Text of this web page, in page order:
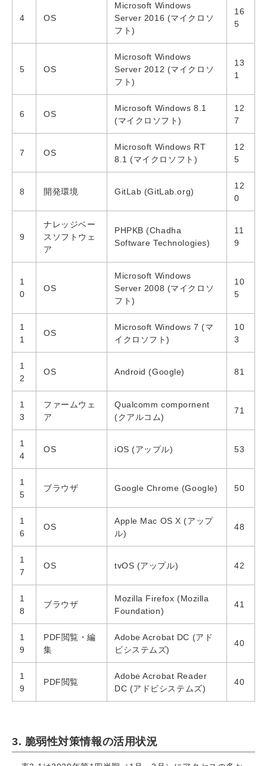
4 OS
Microsoft Windows
Server 2016 (マイクロソ
フト)
16
5
5 OS
Microsoft Windows
Server 2012 (マイクロソ
フト)
13
1
6 OS
Microsoft Windows 8.1
(マイクロソフト)
12
7
7 OS
Microsoft Windows RT
8.1 (マイクロソフト)
12
5
8 開発環境 GitLab (GitLab.org)
12
0
9
ナレッジベー
スソフトウェ
ア
PHPKB (Chadha
Software Technologies)
11
9
1
0
OS
Microsoft Windows
Server 2008 (マイクロソ
フト)
10
5
1
1
OS
Microsoft Windows 7 (マ
イクロソフト)
10
3
1
2
OS Android (Google) 81
1
3
ファームウェ
ア
Qualcomm compornent
(クアルコム)
71
1
4
OS iOS (アップル) 53
1
5
ブラウザ Google Chrome (Google) 50
1
6
OS
Apple Mac OS X (アップ
ル)
48
1
7
OS tvOS (アップル) 42
1
8
ブラウザ
Mozilla Firefox (Mozilla
Foundation)
41
1
9
PDF閲覧・編
集
Adobe Acrobat DC (アド
ビシステムズ)
40
1
9
PDF閲覧
Adobe Acrobat Reader
DC (アドビシステムズ)
40
3. 脆弱性対策情報の活用状況